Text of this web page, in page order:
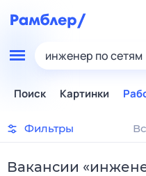
инженер по сетям
Поиск Картинки
Фильтры
Вакансии «